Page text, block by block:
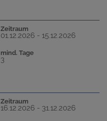
Zeitraum
01.12.2026 - 15.12.2026
mind. Tage
3
Zeitraum
16.12.2026 - 31.12.2026